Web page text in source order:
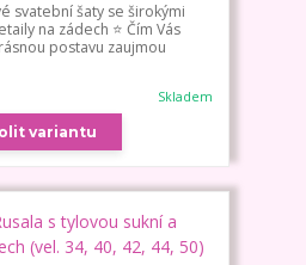
svatební šaty se širokými
na zádech ⭐ Čím Vás
postavu zaujmou
Skladem
variantu